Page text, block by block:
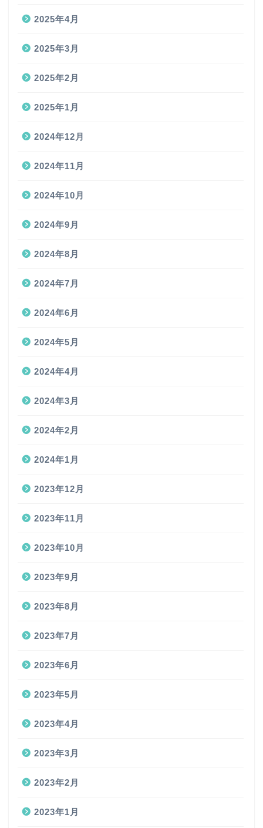
2025年4月
2025年3月
2025年2月
2025年1月
2024年12月
2024年11月
2024年10月
2024年9月
2024年8月
2024年7月
2024年6月
2024年5月
2024年4月
2024年3月
2024年2月
2024年1月
2023年12月
2023年11月
2023年10月
2023年9月
2023年8月
2023年7月
2023年6月
2023年5月
2023年4月
2023年3月
2023年2月
2023年1月